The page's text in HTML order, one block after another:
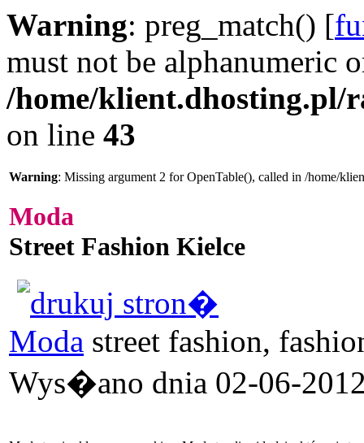
Warning: preg_match() [
must not be alphanumeric
/home/klient.dhosting.pl/
on line 43
Warning: Missing argument 2 for OpenTable(), called in /home/
Moda
Street Fashion Kielce
Moda street fashion,
Wys�ano dnia 02-06-